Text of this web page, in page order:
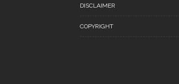
DISCLAIMER
COPYRIGHT